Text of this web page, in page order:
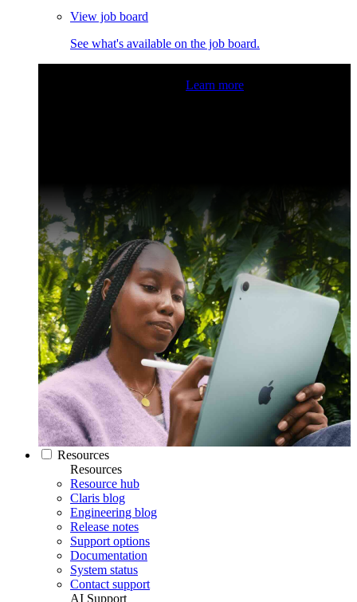
View job board
See what's available on the job board.
Learn more
Resources
Resources
Resource hub
Claris blog
Engineering blog
Release notes
Support options
Documentation
System status
Contact support
AI Support